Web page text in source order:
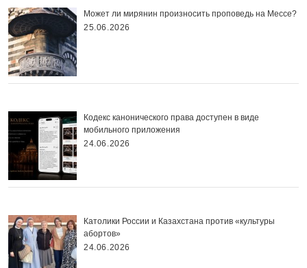
Может ли мирянин произносить проповедь на Мессе?
25.06.2026
Кодекс канонического права доступен в виде
мобильного приложения
24.06.2026
Католики России и Казахстана против «культуры
абортов»
24.06.2026